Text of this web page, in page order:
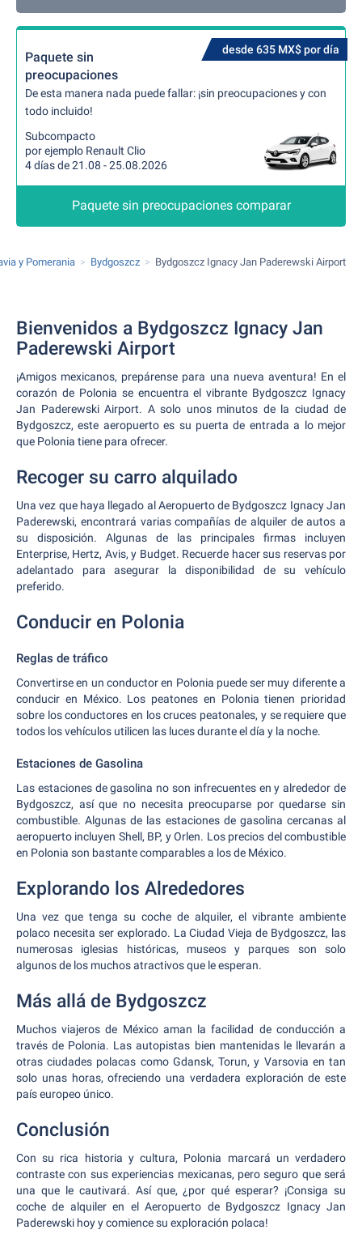
desde 635 MX$ por día
Paquete sin
preocupaciones
De esta manera nada puede fallar: ¡sin preocupaciones y con
todo incluido!
Subcompacto
por ejemplo Renault Clio
4 días de 21.08 - 25.08.2026
Paquete sin preocupaciones comparar
y Pomerania Bydgoszcz Bydgoszcz Ignacy Jan Paderewski Airport
Bienvenidos a Bydgoszcz Ignacy Jan
Paderewski Airport
¡Amigos mexicanos, prepárense para una nueva aventura! En el
corazón de Polonia se encuentra el vibrante Bydgoszcz Ignacy
Jan Paderewski Airport. A solo unos minutos de la ciudad de
Bydgoszcz, este aeropuerto es su puerta de entrada a lo mejor
que Polonia tiene para ofrecer.
Recoger su carro alquilado
Una vez que haya llegado al Aeropuerto de Bydgoszcz Ignacy Jan
Paderewski, encontrará varias compañías de alquiler de autos a
su disposición. Algunas de las principales firmas incluyen
Enterprise, Hertz, Avis, y Budget. Recuerde hacer sus reservas por
adelantado para asegurar la disponibilidad de su vehículo
preferido.
Conducir en Polonia
Reglas de tráfico
Convertirse en un conductor en Polonia puede ser muy diferente a
conducir en México. Los peatones en Polonia tienen prioridad
sobre los conductores en los cruces peatonales, y se requiere que
todos los vehículos utilicen las luces durante el día y la noche.
Estaciones de Gasolina
Las estaciones de gasolina no son infrecuentes en y alrededor de
Bydgoszcz, así que no necesita preocuparse por quedarse sin
combustible. Algunas de las estaciones de gasolina cercanas al
aeropuerto incluyen Shell, BP, y Orlen. Los precios del combustible
en Polonia son bastante comparables a los de México.
Explorando los Alrededores
Una vez que tenga su coche de alquiler, el vibrante ambiente
polaco necesita ser explorado. La Ciudad Vieja de Bydgoszcz, las
numerosas iglesias históricas, museos y parques son solo
algunos de los muchos atractivos que le esperan.
Más allá de Bydgoszcz
Muchos viajeros de México aman la facilidad de conducción a
través de Polonia. Las autopistas bien mantenidas le llevarán a
otras ciudades polacas como Gdansk, Torun, y Varsovia en tan
solo unas horas, ofreciendo una verdadera exploración de este
país europeo único.
Conclusión
Con su rica historia y cultura, Polonia marcará un verdadero
contraste con sus experiencias mexicanas, pero seguro que será
una que le cautivará. Así que, ¿por qué esperar? ¡Consiga su
coche de alquiler en el Aeropuerto de Bydgoszcz Ignacy Jan
Paderewski hoy y comience su exploración polaca!